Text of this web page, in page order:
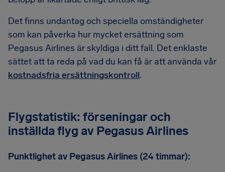
Det finns undantag och speciella omständigheter
som kan påverka hur mycket ersättning som
Pegasus Airlines är skyldiga i ditt fall. Det enklaste
sättet att ta reda på vad du kan få är att använda vår
kostnadsfria ersättningskontroll.
Flygstatistik: förseningar och
inställda flyg av Pegasus Airlines
Punktlighet av Pegasus Airlines (24 timmar):